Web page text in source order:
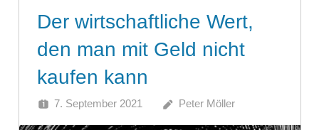
Der wirtschaftliche Wert,
den man mit Geld nicht
kaufen kann
7. September 2021 Peter Möller